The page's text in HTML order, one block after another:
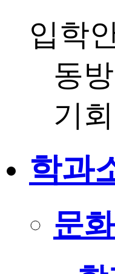
입학
동
기
학과
문